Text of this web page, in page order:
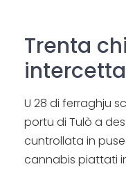
Trenta
U 28 di ferraghju
portu di Tulò a
cuntrollata in
cannabis piattati